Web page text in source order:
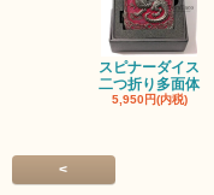
スピナーダイス
二つ折り多面体
5,950円(内税)
<